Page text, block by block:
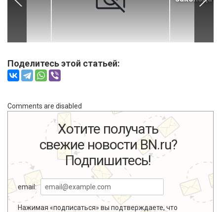
Поделитесь этой статьей:
Comments are disabled
Хотите получать
свежие новости BN.ru?
Подпишитесь!
email:
Нажимая «подписаться» вы подтверждаете, что